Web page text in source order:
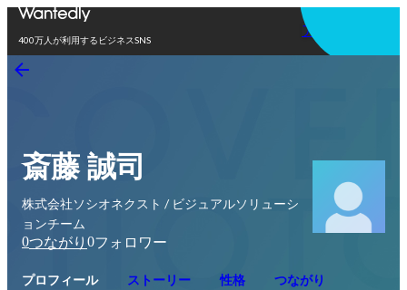
400万人が利用するビジネスSNS
アプリを使う
斎藤 誠司
株式会社ソシオネクスト / ビジュアルソリューシ
ョンチーム
0つながり 0フォロワー
プロフィール ストーリー 性格 つながり